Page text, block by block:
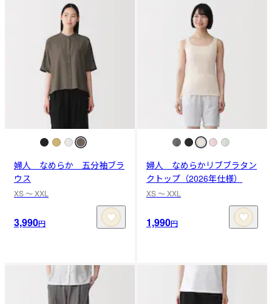
婦人 なめらか 五分袖ブラ
ウス
XS 〜 XXL
3,990円
婦人 なめらかリブブラタン
クトップ（2026年仕様）
XS 〜 XXL
1,990円